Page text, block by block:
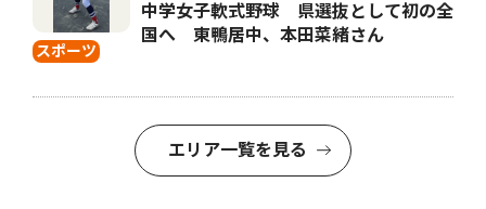
スポーツ
中学女子軟式野球 県選抜として初の全
国へ 東鴨居中、本田菜緒さん
エリア一覧を見る